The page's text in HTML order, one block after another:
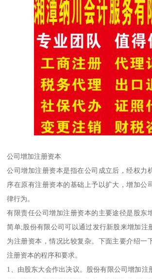
公司增加注册资本
公司增加注册资本是指在公司成立后，经权力
序在原有注册资本的基础上予以扩大，增加公
律行为。
有限责任公司增加注册资本的主要途径是股东
简单;股份有限公司可以通过发行新股来增加注
为注册资本，情况比较复杂。下面主要介绍一
注册资本的程序和要求。
1、由股东大会作出决议。股份有限公司增加注